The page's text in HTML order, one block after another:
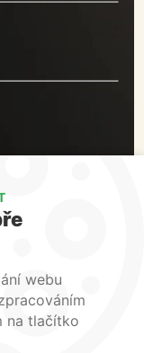
webu
na tlačítko